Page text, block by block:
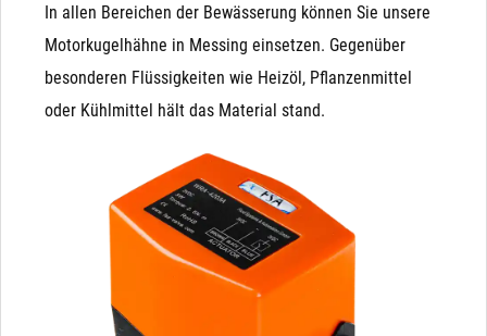
In allen Bereichen der Bewässerung können Sie unsere
Motorkugelhähne in Messing einsetzen. Gegenüber
besonderen Flüssigkeiten wie Heizöl, Pflanzenmittel
oder Kühlmittel hält das Material stand.